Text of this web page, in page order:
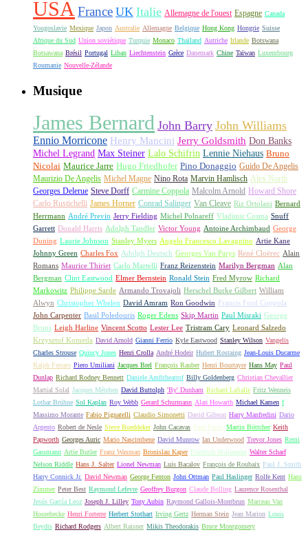
USA France UK Italie Allemagne de l'ouest Espagne Canada
Yougoslavie Mexique Japon Australie Allemagne Belgique Hong Kong Hongrie Suisse
Afrique du Sud Union soviétique Turquie Monaco Thaïland Autriche Irlande Botswana
Botsawana Brésil Portugal Liban Liechtenstein Grèce Danemark Chine Taïwan Luxembourg
Roumanie Nouvelle-Zélande
Musique
James Bernard John Barry John Williams
Ennio Morricone Henry Mancini Jerry Goldsmith Don Banks
Michel Legrand Max Steiner Lalo Schifrin Lennie Niehaus Bruno
Nicolai Maurice Jarre Hugo Friedhofer Pino Donaggio Guido De Angelis
Maurizio De Angelis Michel Magne Nino Rota Marvin Hamlisch Alex North
Georges Delerue Steve Dorff Carmine Coppola Malcolm Arnold Howard Shore
Carlo Rustichelli James Horner Conrad Salinger Van Cleave Riz Ortolani Bernard
Herrmann André Previn Jerry Fielding Michel Polnareff Vladimir Cosma Snuff
Garrett Donald Harris Adolph Tandler Victor Young Antoine Archimbaud George
Duning Laurie Johnson Stanley Myers Angelo Francesco Lavagnino Artie Kane
Johnny Green Charles Fox Adolph Deutsch Georges Van Parys René Cloërec Alain
Romans Maurice Thiriet Carlo Martelli Franz Reizenstein Marilyn Bergman Alan
Bergman Clint Eastwood Elmer Bernstein Ronald Stein Fred Myrow Richard
Markowitz Philippe Sarde Armando Trovajoli Herschel Burke Gilbert William
Alwyn Christopher Whelen David Amram Ron Goodwin
Francis Ford Coppola
John Carpenter Basil Poledouris Roger Edens Skip Martin Paul Misraki George
Bruns Leigh Harline Vincent Scotto Lester Lee Tristram Cary Leonard Salzedo
Krzysztof Komeda David Arnold Gianni Ferrio Kyle Eastwood Stanley Wilson Vangelis
Charles Strouse Quincy Jones Henri Crolla André Hodeir Hubert Rostaing Jean-Louis Ducarme
Ralph Ferraro Piero Umiliani Jacques Brel François Rauber Henri Bourtayre Hans May Paul
Dunlap Richard Rodney Bennett Daniele Amfitheatrof Billy Goldenberg Christian Chevallier
Martial Solal Jacques Métehen David Buttolph 'By' Dunham Richard LaSalle Fritz Wenneis
Lothar Brühne Sol Kaplan Roy Webb Gerard Schurmann Alan Howarth Michael Kamen f
Massimo Morante Fabio Pignatelli Claudio Simonetti David Gibson Harry Manfredini Dario
Argento Robert de Nesle Steve Boeddeker John Cacavas Paul Ferris Martin Böttcher Keith
Papworth Georges Auric Mario Nascimbene David Munrow Ian Underwood Trevor Jones Remi
Gassmann Artie Butler Franz Waxman Bronislau Kaper Friedrich Hollaender Walter Scharf
Nelson Riddle Hans J. Salter Lionel Newman Luis Bacalov François de Roubaix Paul J. Smith
Harry Connick Jr. David Newman George Fenton John Ottman Paul Haslinger Rolfe Kent Hans
Zimmer Peter Best Raymond Lefevre Geoffrey Burgon Claude Bolling Laurence Rosenthal
Jesús García Leoz Joseph J. Lilley Tony Aubin Raymond Gallois-Montbrun Marceau Van
Hoorebecke Henri Forterre Herbert Stothart Irving Gertz Herman Stein Jean Marion Louis
Beydts Richard Rodgers Albert Raisner Mikis Theodorakis Bruce Montgomery